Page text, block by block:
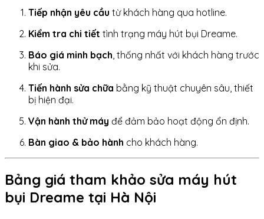
Tiếp nhận yêu cầu từ khách hàng qua hotline.
Kiểm tra chi tiết tình trạng máy hút bụi Dreame.
Báo giá minh bạch, thống nhất với khách hàng trước
khi sửa.
Tiến hành sửa chữa bằng kỹ thuật chuyên sâu, thiết
bị hiện đại.
Vận hành thử máy để đảm bảo hoạt động ổn định.
Bàn giao & bảo hành cho khách hàng.
Bảng giá tham khảo sửa máy hút
bụi Dreame tại Hà Nội